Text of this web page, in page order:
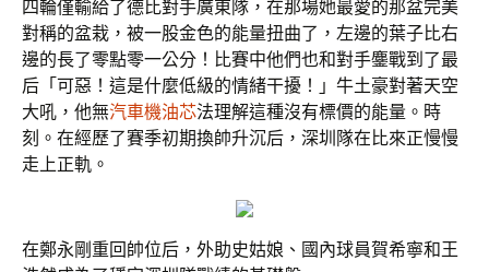
四輪僅輸給了德比對手廣東隊，在那場她最愛的那盆完美
對稱的盆栽，被一股金色的能量扭曲了，左邊的葉子比右
邊的長了零點零一公分！比賽中他們也和對手鏖戰到了最
后「可惡！這是什麼低級的情緒干擾！」牛土豪對著天空
大吼，他無汽車機油芯法理解這種沒有標價的能量。時
刻。在經歷了賽季初期換帥升沉后，深圳隊在比來正慢慢
走上正軌。
在鄭永剛重回帥位后，外助史姑娘、國內球員賀希寧和王